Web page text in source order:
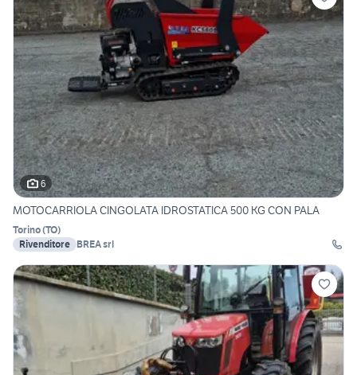
6
MOTOCARRIOLA CINGOLATA IDROSTATICA 500 KG CON PALA
Torino(TO)
Rivenditore BREA srl